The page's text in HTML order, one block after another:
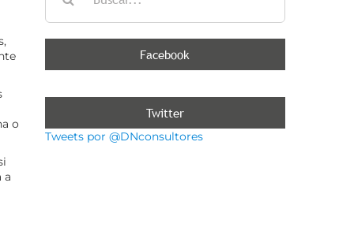
o
a
Facebook
Twitter
Tweets por @DNconsultores